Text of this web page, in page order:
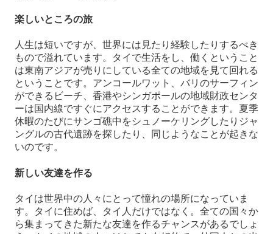
楽しいところの旅
人生は短いですが、世界には見たり経験したりするべき
もので溢れています。タイで生活をし、働くということ
は東南アジアが売りにしている全ての地域を見て回れる
ということです。アンコールワット、バリのサーフィン
ができるビーチ、香港やシンガポールの地域財政センタ
ーは国内線ですぐにアクセスすることができます。夏季
休暇のたびにサンゴ礁中をシュノーケリングしたりジャ
ングルの古代遺跡を探したり、同じようなことが起きな
いのです。
新しい友達を作る
タイは世界中の人々にとって憧れの場所になっていま
す。タイに住めば、タイ人だけではなく。全ての国々か
ら集まってきた新たな友達を作るチャンスがあるでしょ